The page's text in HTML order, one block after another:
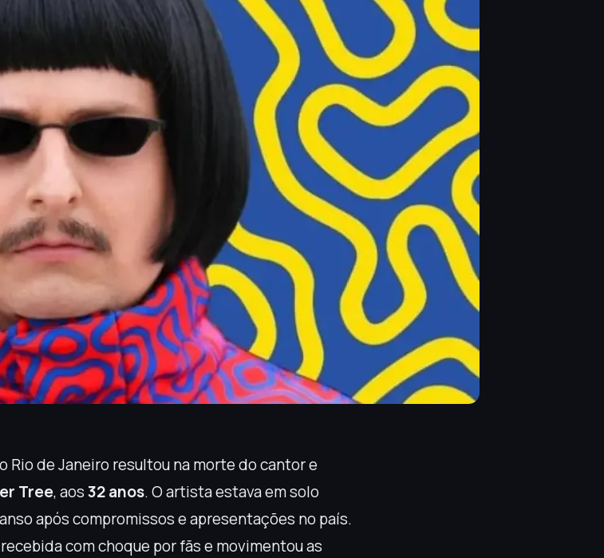
Rio de Janeiro resultou na morte do cantor e
Tree, aos32 anos. O artista estava em solo
após compromissos e apresentações no país.
com choque por fãs e movimentou as